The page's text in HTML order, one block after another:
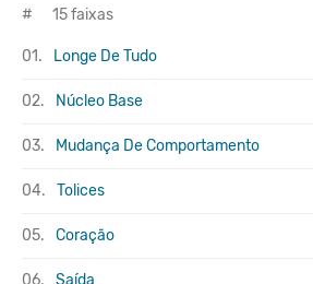
# 15 faixas
01. Longe De Tudo
02. Núcleo Base
03. Mudança De Comportamento
04. Tolices
05. Coração